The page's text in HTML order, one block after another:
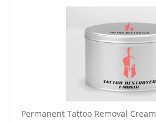
Permanent Tattoo Removal Cream